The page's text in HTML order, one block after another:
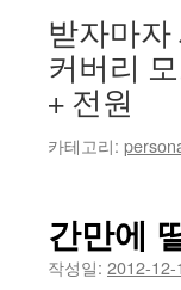
받자마
커버리
+ 전원
카테고리:
간만에
작성일: 2012-12-